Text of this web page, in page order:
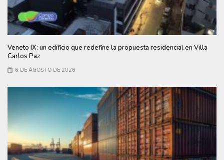
Veneto IX: un edificio que redefine la propuesta residencial en Villa
Carlos Paz
6 DE AGOSTO DE 2026